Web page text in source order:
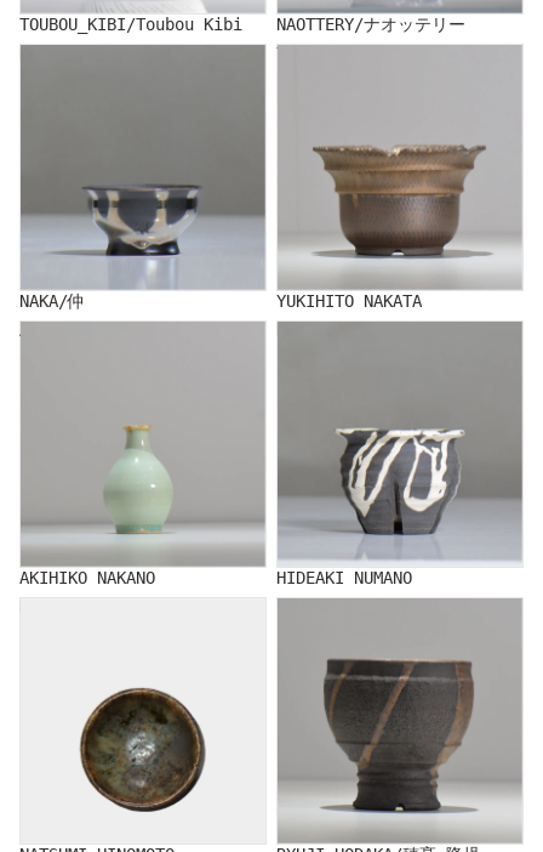
TOUBOU_KIBI/Toubou Kibi
NAOTTERY/ナオッテリー
NAKA/仲
YUKIHITO NAKATA
YUKIHITO NAKATA
AKIHIKO NAKANO
AKIHIKO NAKANO
HIDEAKI NUMANO